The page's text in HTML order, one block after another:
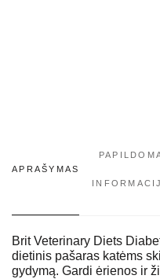
APRAŠYMAS
Brit Veterinary Diets
dietinis pašaras katėms
gydymą. Gardi ėrienos ir